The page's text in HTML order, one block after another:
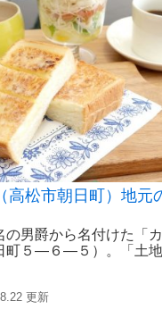
高松市朝日町）地元
の男爵から名付けた「
町５―６―５）。「土
更新